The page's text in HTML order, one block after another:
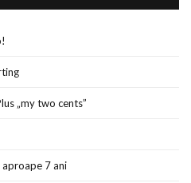
„my two cents”
7 ani